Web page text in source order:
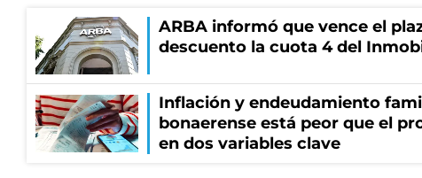
ARBA informó que vence el
descuento la cuota 4 del
Inflación y endeudamiento
bonaerense está peor que el
en dos variables clave